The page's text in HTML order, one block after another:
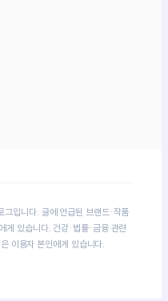
그입니다. 글에 언급된 브랜드·작품
게 있습니다. 건강·법률·금융 관련
이용자 본인에게 있습니다.